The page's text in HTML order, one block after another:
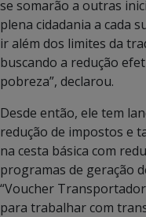
se somarão a outras
plena cidadania a cada
ir além dos limites da
buscando a redução
pobreza”, declarou.
Desde então, ele tem
redução de impostos e
na cesta básica com
programas de geração
“Voucher
para trabalhar com